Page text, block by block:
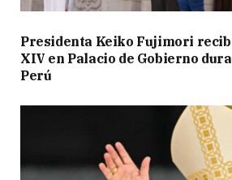
Presidenta Keiko Fujimori
XIV en Palacio de Gobierno
Perú